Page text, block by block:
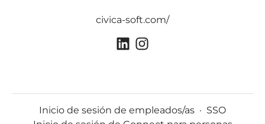
civica-soft.com/
Inicio de sesión de empleados/as · SSO